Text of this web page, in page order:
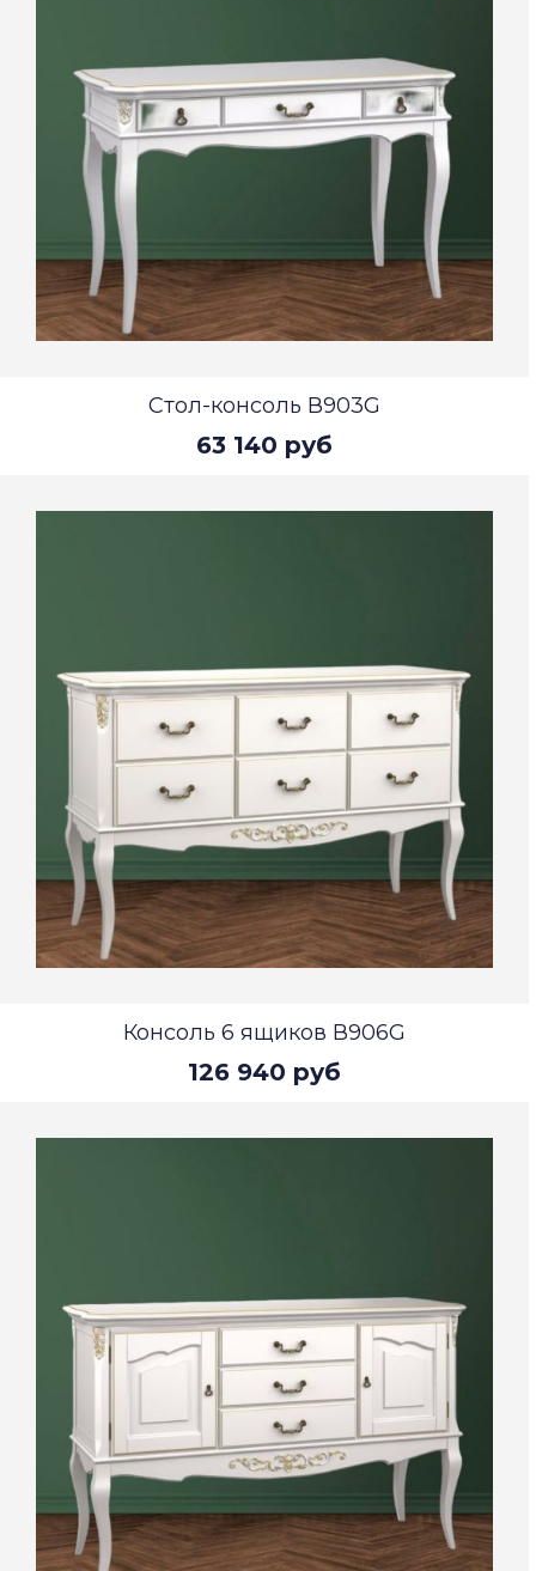
Стол-консоль В903G
63 140 руб
Консоль 6 ящиков В906G
126 940 руб